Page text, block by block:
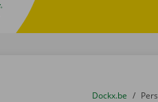
U bevindt zich
van
Dockx.be naar